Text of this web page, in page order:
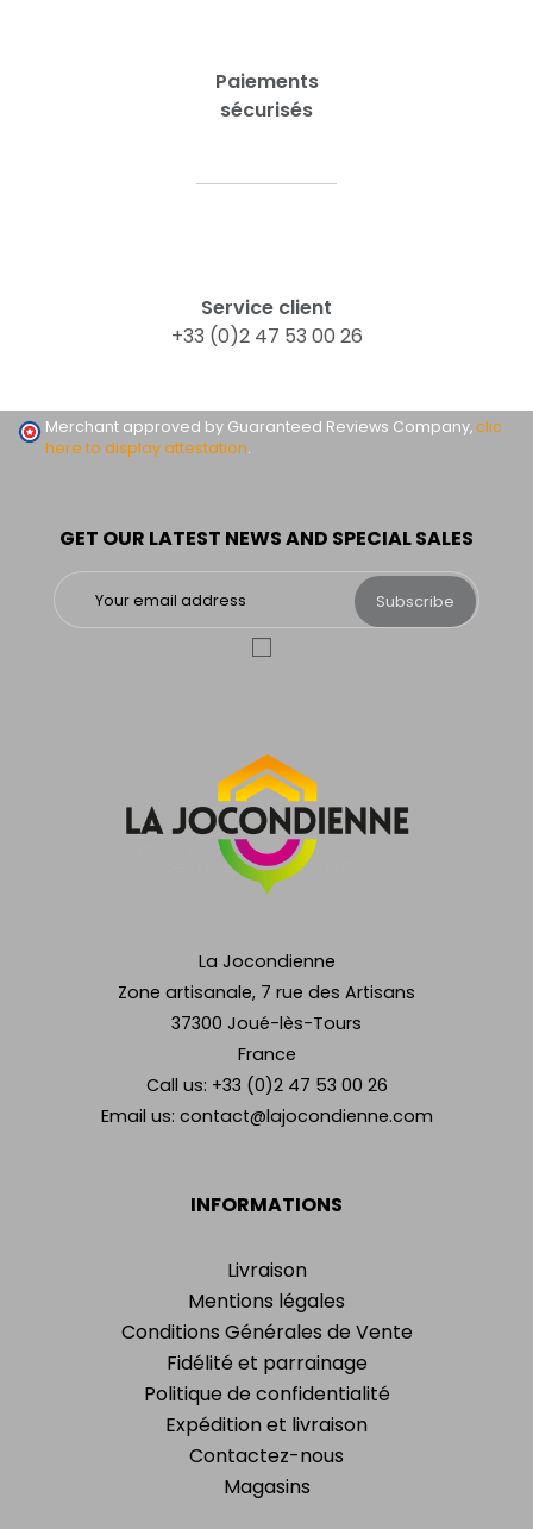
Paiements
sécurisés
Service client
+33 (0)2 47 53 00 26
INFORMATIONS
Livraison
Mentions légales
Conditions Générales de Vente
Fidélité et parrainage
Politique de confidentialité
Expédition et livraison
Contactez-nous
Magasins
La Jocondienne
Zone artisanale, 7 rue des Artisans
37300 Joué-lès-Tours
France
Call us: +33 (0)2 47 53 00 26
Email us: contact@lajocondienne.com
GET OUR LATEST NEWS AND SPECIAL SALES
Subscribe
Merchant approved by Guaranteed Reviews Company,clic
here to display attestation.